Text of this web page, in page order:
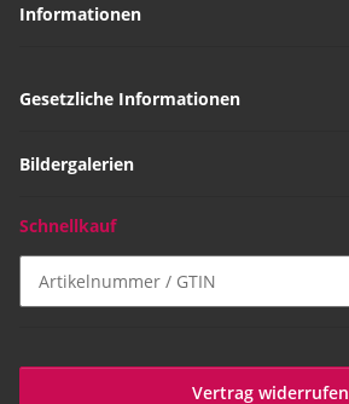
Informationen
Gesetzliche Informationen
Bildergalerien
Schnellkauf
Vertrag widerrufen